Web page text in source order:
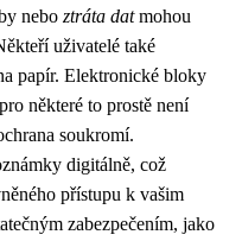
nebo ztráta datmohou
uživatelé také
papír. Elektronické bloky
některé to prostě není
soukromí.
digitálně, což
přístupu k vašim
zabezpečením, jako